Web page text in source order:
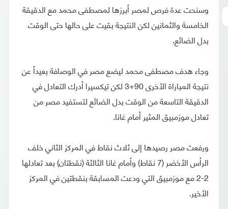
وسنحت عدة فرص لمصر أبرزها لمصطفى محمد مع الدقيقة
الخامسة والثمانين لكن النتيجة بقيت على حالها حتى الوقت
بدل الضائع.
وجاء هدف مصطفى محمد ليضع مصر في الوصافة بعيداً عن
نتيجة المباراة الأخرى 90+3 لكن تيكسيرا أدرك التعادل في
الدقيقة التاسعة من الوقت بدل الضائع لتستفيد مصر من
تعادل موزمبيق المثير أمام غانا.
ورفعت مصر رصيدها إلى ثلاث نقاط في المركز الثاني خلف
الرأس الأخضر (7 نقاط) وأمام غانا الثالثة (نقطتان) بعد تعادلها
2-2 مع موزمبيق التي ودعت المسابقة بنقطتين في المركز
الأخير.